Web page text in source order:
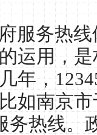
服务热
运用，
年，
如南京市
务热线。